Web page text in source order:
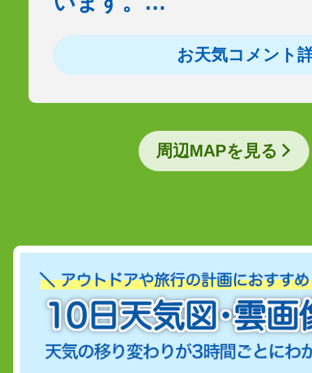
お天気コメント
周辺MAPを見る